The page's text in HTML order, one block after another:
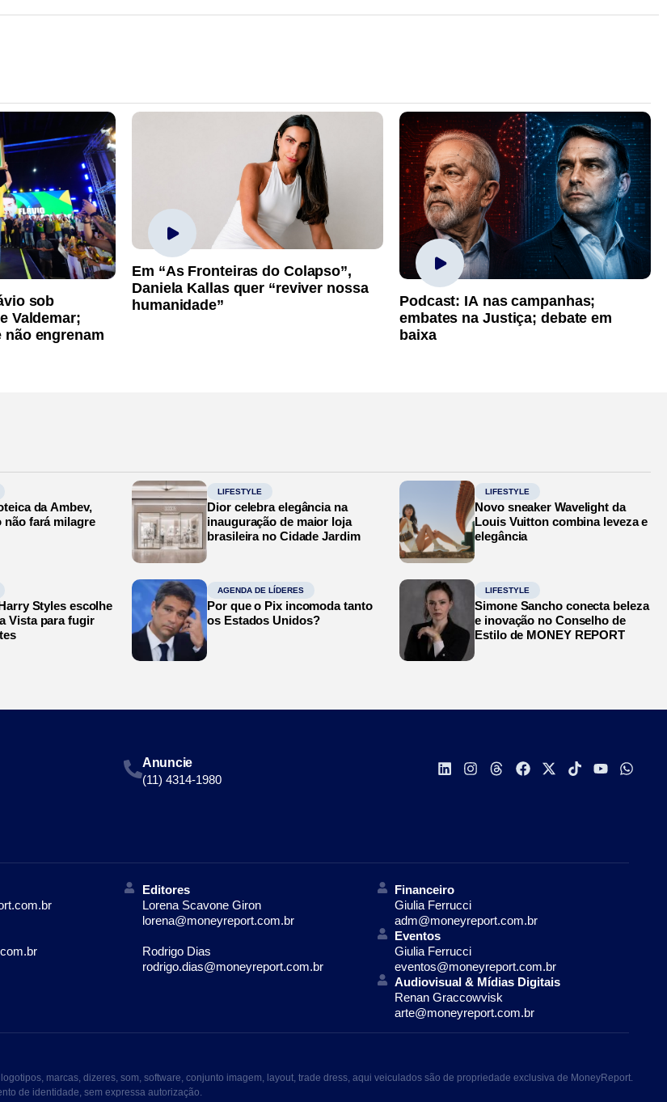
sob
Valdemar;
engrenam
Em “As Fronteiras do Colapso”,
Daniela Kallas quer “reviver nossa
humanidade”
Podcast: IA nas campanhas;
embates na Justiça; debate em
baixa
da Ambev,
não fará milagre
LIFESTYLE
Dior celebra elegância na
inauguração de maior loja
brasileira no Cidade Jardim
LIFESTYLE
Novo sneaker Wavelight da
Louis Vuitton combina leveza e
elegância
Styles escolhe
Vista para fugir
AGENDA DE LÍDERES
Por que o Pix incomoda tanto
os Estados Unidos?
LIFESTYLE
Simone Sancho conecta beleza
e inovação no Conselho de
Estilo de MONEY REPORT
Anuncie
(11) 4314-1980
Editores
Lorena Scavone Giron
lorena@moneyreport.com.br
Rodrigo Dias
rodrigo.dias@moneyreport.com.br
Financeiro
Giulia Ferrucci
adm@moneyreport.com.br
Eventos
Giulia Ferrucci
eventos@moneyreport.com.br
Audiovisual & Mídias Digitais
Renan Graccowvisk
arte@moneyreport.com.br
marcas, dizeres, som, software, conjunto imagem, layout, trade dress, aqui veiculados são de propriedade exclusiva de MoneyReport.
de identidade, sem expressa autorização.